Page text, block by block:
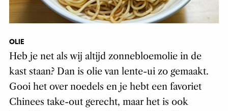
OLIE
Heb je net als wij altijd zonnebloemolie in de
kast staan? Dan is olie van lente-ui zo gemaakt.
Gooi het over noedels en je hebt een favoriet
Chinees take-out gerecht, maar het is ook